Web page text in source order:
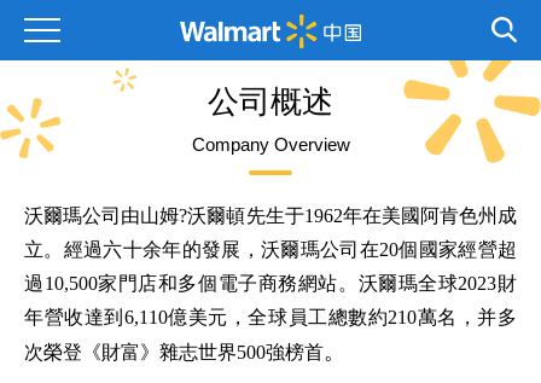
公司概述
Company Overview
沃爾瑪公司由山姆?沃爾頓先生于1962年在美國阿肯色州成
立。經過六十余年的發展，沃爾瑪公司在20個國家經營超
過10,500家門店和多個電子商務網站。沃爾瑪全球2023財
年營收達到6,110億美元，全球員工總數約210萬名，并多
次榮登《財富》雜志世界500強榜首。